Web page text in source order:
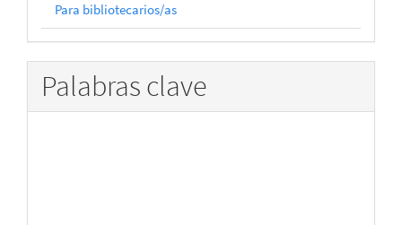
Para bibliotecarios/as
Palabras clave